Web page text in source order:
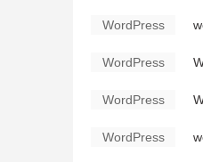
WordPress
WordPress
WordPress
WordPress